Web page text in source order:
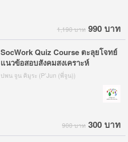
1,190 บาท 990 บาท
SocWork Quiz Course ตะลุยโจทย์
แนวข้อสอบสังคมสงเคราะห์
ปพน จูน คิมูระ (P’Jun (พี่จูน))
900 บาท 300 บาท